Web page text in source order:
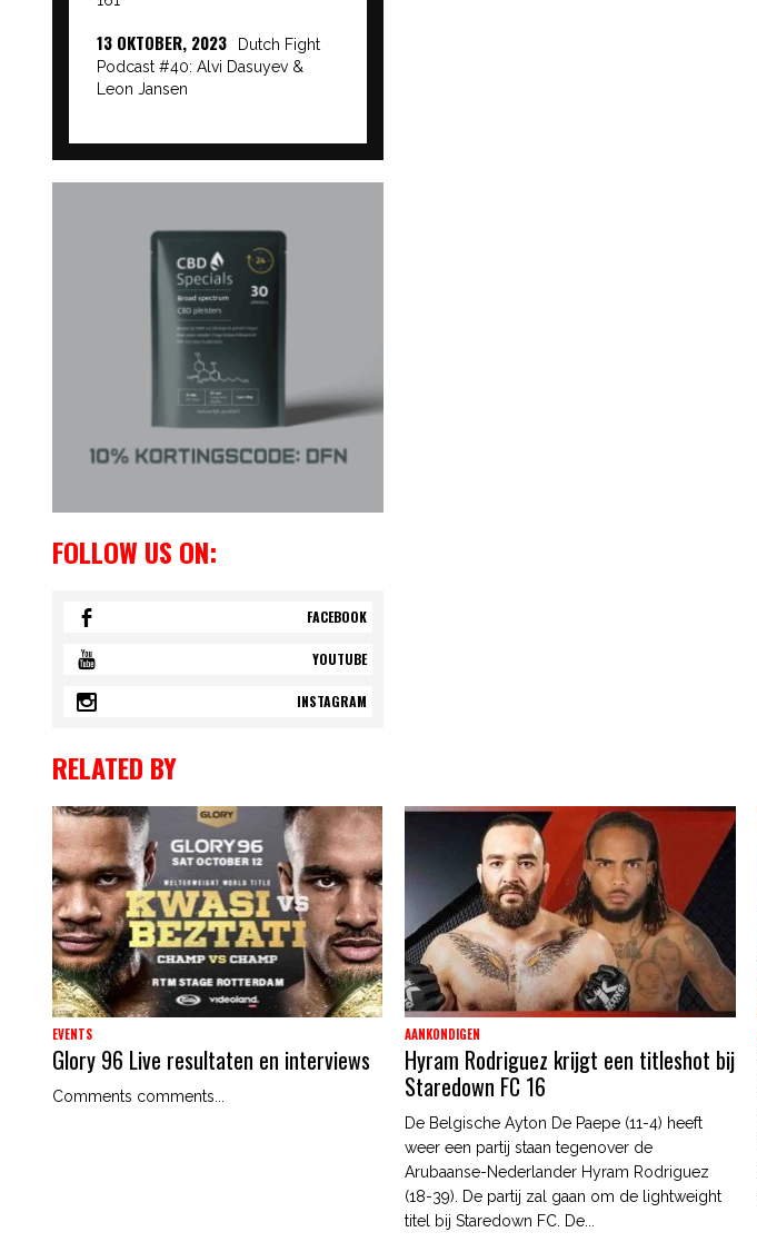
13 OKTOBER, 2023
Dutch Fight
Podcast #40: Alvi Dasuyev &
Leon Jansen
FOLLOW US ON:
FACEBOOK
YOUTUBE
INSTAGRAM
RELATED BY
EVENTS
Glory 96 Live resultaten en interviews
Comments comments...
AANKONDIGEN
Hyram Rodriguez krijgt een titleshot bij
Staredown FC 16
De Belgische Ayton De Paepe (11-4) heeft
weer een partij staan tegenover de
Arubaanse-Nederlander Hyram Rodriguez
(18-39). De partij zal gaan om de lightweight
titel bij Staredown FC. De...